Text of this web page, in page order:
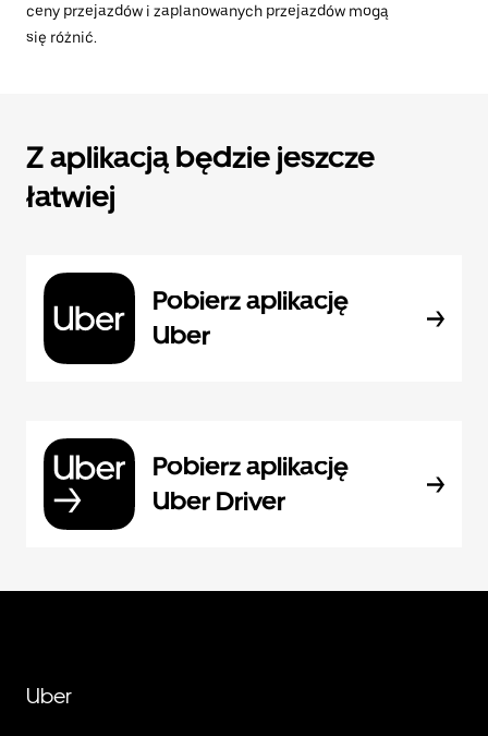
ceny przejazdów i zaplanowanych przejazdów mogą
się różnić.
Z aplikacją będzie jeszcze
łatwiej
Pobierz aplikację
Uber
Pobierz aplikację
Uber Driver
Uber